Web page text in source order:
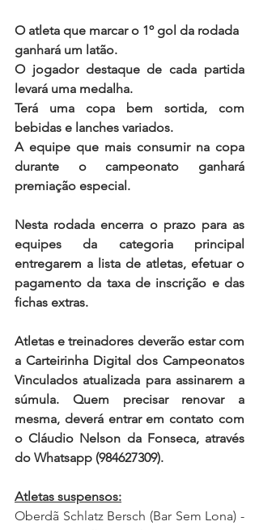
O atleta que marcar o 1º gol da rodada
ganhará um latão.
O jogador destaque de cada partida
levará uma medalha.
Terá uma copa bem sortida, com
bebidas e lanches variados.
A equipe que mais consumir na copa
durante o campeonato ganhará
premiação especial.
Nesta rodada encerra o prazo para as
equipes da categoria principal
entregarem a lista de atletas, efetuar o
pagamento da taxa de inscrição e das
fichas extras.
Atletas e treinadores deverão estar com
a Carteirinha Digital dos Campeonatos
Vinculados atualizada para assinarem a
súmula. Quem precisar renovar a
mesma, deverá entrar em contato com
o Cláudio Nelson da Fonseca, através
do Whatsapp (984627309).
Atletas suspensos:
Oberdã Schlatz Bersch (Bar Sem Lona) -